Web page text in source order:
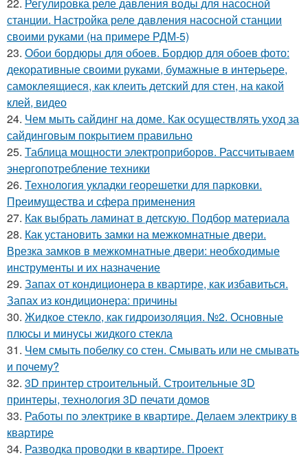
станции. Настройка реле давления насосной станции
своими руками (на примере РДМ-5)
23. Обои бордюры для обоев. Бордюр для обоев фото:
декоративные своими руками, бумажные в интерьере,
самоклеящиеся, как клеить детский для стен, на какой
клей, видео
24. Чем мыть сайдинг на доме. Как осуществлять уход за
сайдинговым покрытием правильно
25. Таблица мощности электроприборов. Рассчитываем
энергопотребление техники
26. Технология укладки георешетки для парковки.
Преимущества и сфера применения
27. Как выбрать ламинат в детскую. Подбор материала
28. Как установить замки на межкомнатные двери.
Врезка замков в межкомнатные двери: необходимые
инструменты и их назначение
29. Запах от кондиционера в квартире, как избавиться.
Запах из кондиционера: причины
30. Жидкое стекло, как гидроизоляция. №2. Основные
плюсы и минусы жидкого стекла
31. Чем смыть побелку со стен. Смывать или не смывать
и почему?
32. 3D принтер строительный. Строительные 3D
принтеры, технология 3D печати домов
33. Работы по электрике в квартире. Делаем электрику в
квартире
34. Разводка проводки в квартире. Проект